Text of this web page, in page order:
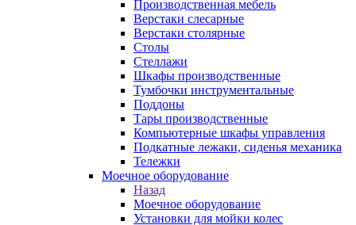
Производственная мебель
Верстаки слесарные
Верстаки столярные
Столы
Стеллажи
Шкафы производственные
Тумбочки инструментальные
Поддоны
Тары производственные
Компьютерные шкафы управления
Подкатные лежаки, сиденья механика
Тележки
Моечное оборудование
Назад
Моечное оборудование
Установки для мойки колес